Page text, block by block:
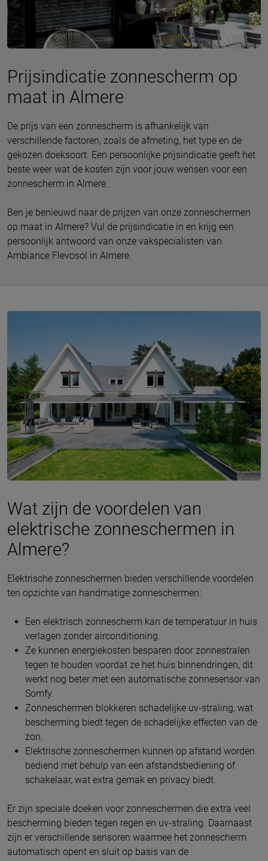
Prijsindicatie zonnescherm op
maat in Almere
De prijs van een zonnescherm is afhankelijk van
verschillende factoren, zoals de afmeting, het type en de
gekozen doeksoort. Een persoonlijke prijsindicatie geeft het
beste weer wat de kosten zijn voor jouw wensen voor een
zonnescherm in Almere.
Ben je benieuwd naar de prijzen van onze zonneschermen
op maat in Almere? Vul de prijsindicatie in en krijg een
persoonlijk antwoord van onze vakspecialisten van
Ambiance Flevosol in Almere.
Wat zijn de voordelen van
elektrische zonneschermen in
Almere?
Elektrische zonneschermen bieden verschillende voordelen
ten opzichte van handmatige zonneschermen:
Een elektrisch zonnescherm kan de temperatuur in huis
verlagen zonder airconditioning.
Ze kunnen energiekosten besparen door zonnestralen
tegen te houden voordat ze het huis binnendringen, dit
werkt nog beter met een automatische zonnesensor van
Somfy.
Zonneschermen blokkeren schadelijke uv-straling, wat
bescherming biedt tegen de schadelijke effecten van de
zon.
Elektrische zonneschermen kunnen op afstand worden
bediend met behulp van een afstandsbediening of
schakelaar, wat extra gemak en privacy biedt.
Er zijn speciale doeken voor zonneschermen die extra veel
bescherming bieden tegen regen en uv-straling. Daarnaast
zijn er verschillende sensoren waarmee het zonnescherm
automatisch opent en sluit op basis van de